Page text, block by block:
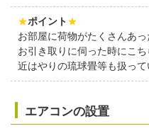
★ポイント★
お部屋に荷物がたくさんあ
お引き取りに伺った時にこ
近はやりの琉球畳等も扱って
エアコンの設置